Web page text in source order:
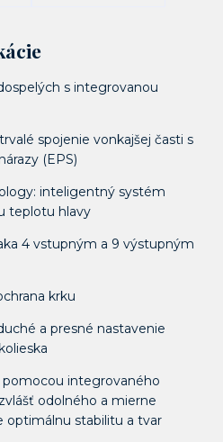
s integrovanou
spojenie vonkajšej časti s
(EPS)
inteligentný systém
teplotu hlavy
4 vstupným a 9 výstupným
krku
a presné nastavenie
integrovaného
odolného a mierne
optimálnu stabilitu a tvar